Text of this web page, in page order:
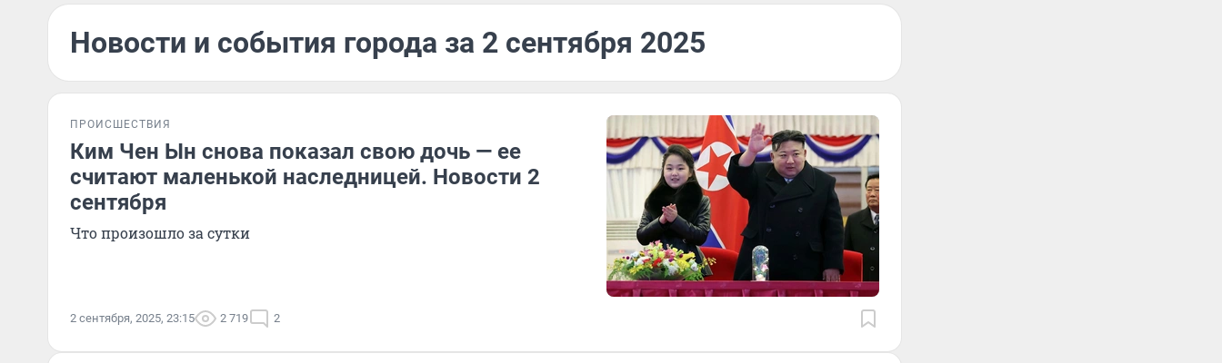
Новости и события города за 2 сентября 2025
ПРОИСШЕСТВИЯ
Ким Чен Ын снова показал свою дочь — ее
считают маленькой наследницей. Новости 2
сентября
Что произошло за сутки
2 сентября, 2025, 23:15 2 719 2